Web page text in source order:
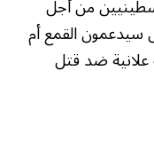
من أجل
سيدعمون القمع أم
علانية ضد قتل